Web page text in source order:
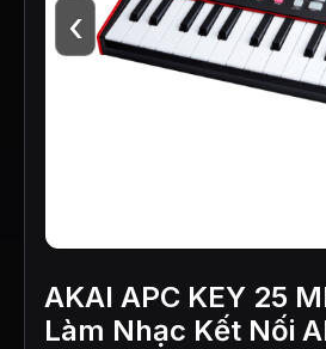
‹
AKAI APC KEY 25
Làm Nhạc Kết Nối